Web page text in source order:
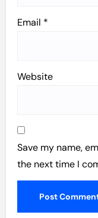
Email *
Website
Save my name,
the next time I